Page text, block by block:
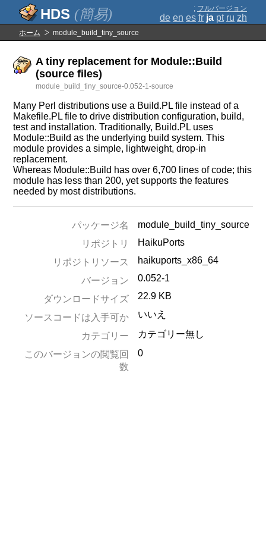
(簡易) ; フルバージョン
de en es fr ja pt ru zh
ホーム module_build_tiny_source
A tiny replacement for Module::Build
(source files)
module_build_tiny_source-0.052-1-source
Many Perl distributions use a Build.PL file instead of a
Makefile.PL file to drive distribution configuration, build,
test and installation. Traditionally, Build.PL uses
Module::Build as the underlying build system. This
module provides a simple, lightweight, drop-in
replacement.
Whereas Module::Build has over 6,700 lines of code; this
module has less than 200, yet supports the features
needed by most distributions.
パッケージ名
module_build_tiny_source
リポジトリ
HaikuPorts
リポジトリソース
haikuports_x86_64
バージョン
0.052-1
ダウンロードサイズ 22.9 KB
ソースコードは入手可か いいえ
カテゴリー
カテゴリー無し
このバージョンの閲覧回
数
0